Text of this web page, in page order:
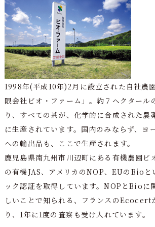
1998年(平成10年)2月に設立された自社農
限会社ビオ・ファーム」。約７ヘクタール
り、すべての茶が、化学的に合成された農
に生産されています。国内のみならず、ヨ
への輸出品も、ここで生産されます。
鹿児島県南九州市川辺町にある有機農園ビ
の有機JAS、アメリカのNOP、EUのBioと
ック認証を取得しています。NOPとBioに
しいことで知られる、フランスのEcocert
り、1年に1度の査察も受け入れています。